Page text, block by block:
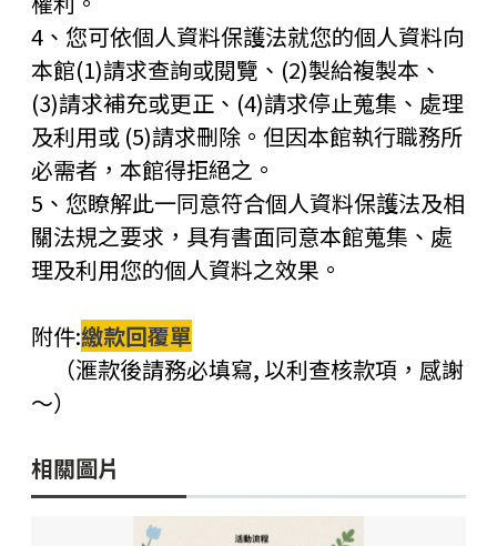
4、您可依個人資料保護法就您的個人資料向
本館(1)請求查詢或閱覽、(2)製給複製本、
(3)請求補充或更正、(4)請求停止蒐集、處理
及利用或 (5)請求刪除。但因本館執行職務所
必需者，本館得拒絕之。
5、您瞭解此一同意符合個人資料保護法及相
關法規之要求，具有書面同意本館蒐集、處
理及利用您的個人資料之效果。
附件:繳款回覆單
（滙款後請務必填寫, 以利查核款項，感謝
～）
相關圖片